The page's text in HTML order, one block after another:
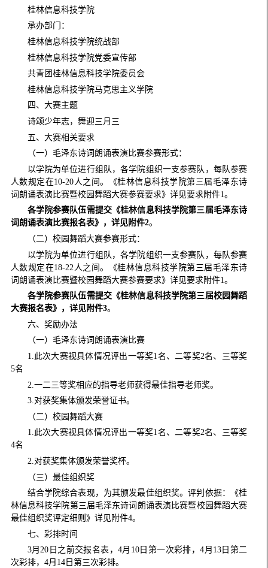
桂林信息科技学院
承办部门：
桂林信息科技学院统战部
桂林信息科技学院党委宣传部
共青团桂林信息科技学院委员会
桂林信息科技学院马克思主义学院
四、大赛主题
诗颂少年志，舞迎三月三
五、大赛相关要求
（一）毛泽东诗词朗诵表演比赛参赛形式：
以学院为单位进行组队，各学院组织一支参赛队，每队参赛
人数规定在10-20人之间。《桂林信息科技学院第三届毛泽东诗
词朗诵表演比赛暨校园舞蹈大赛参赛要求》详见要求附件1。
各学院参赛队伍需提交《桂林信息科技学院第三届毛泽东诗
词朗诵表演比赛报名表》，详见附件2。
（二）校园舞蹈大赛参赛形式：
以学院为单位进行组队，各学院组织一支参赛队，每队参赛
人数规定在18-22人之间。《桂林信息科技学院第三届毛泽东诗
词朗诵表演比赛暨校园舞蹈大赛参赛要求》详见要求附件1。
各学院参赛队伍需提交《桂林信息科技学院第三届校园舞蹈
大赛报名表》，详见附件3。
六、奖励办法
（一）毛泽东诗词朗诵表演比赛
1.此次大赛视具体情况评出一等奖1名、二等奖2名、三等奖
5名
2.一二三等奖相应的指导老师获得最佳指导老师奖。
3.对获奖集体颁发荣誉证书。
（二）校园舞蹈大赛
1.此次大赛视具体情况评出一等奖1名、二等奖2名、三等奖
4名
2.对获奖集体颁发荣誉奖杯。
（三）最佳组织奖
结合学院综合表现，为其颁发最佳组织奖。评判依据：《桂
林信息科技学院第三届毛泽东诗词朗诵表演比赛暨校园舞蹈大赛
最佳组织奖评定细则》详见附件4。
七、彩排时间
3月20日之前交报名表，4月10日第一次彩排，4月13日第二
次彩排，4月14日第三次彩排。